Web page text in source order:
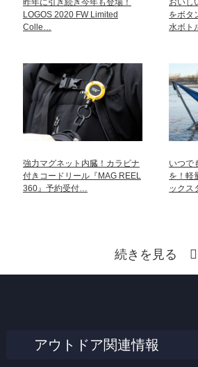
LOGOS 2020 FW Limited
Colle…
をボタ
水ボト
強力マグネット内臓！カラビナ
付きコードリール『MAG REEL
360』予約受付…
いつで
を！軽
ックス
続きを見る
アウトドア関連情報